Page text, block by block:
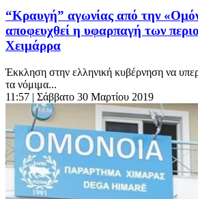
“Κραυγή” αγωνίας από την
αποφευχθεί η υφαρπαγή των
Χειμάρρα
Έκκληση στην ελληνική κυβέρνηση να
τα νόμιμα...
11:57 | Σάββατο 30 Μαρτίου 2019